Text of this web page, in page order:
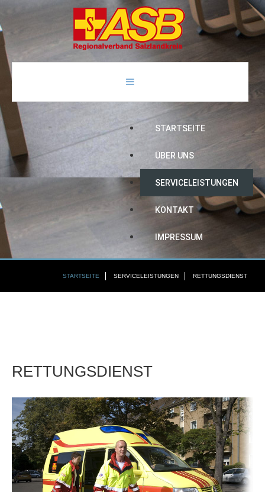
STARTSEITE
ÜBER UNS
SERVICELEISTUNGEN
KONTAKT
IMPRESSUM
STARTSEITE SERVICELEISTUNGEN RETTUNGSDIENST
RETTUNGSDIENST